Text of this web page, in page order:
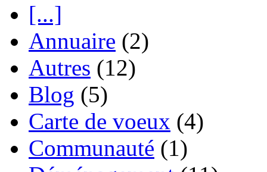
[...]
Annuaire (2)
Autres (12)
Blog (5)
Carte de voeux (4)
Communauté (1)